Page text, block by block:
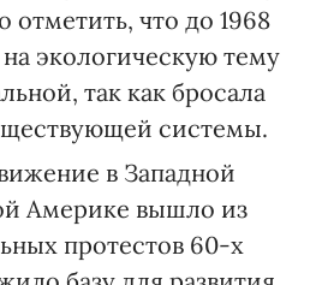
что до 1968
экологическую тему
так как бросала
системы.
в Западной
Америке вышло из
протестов 60-х